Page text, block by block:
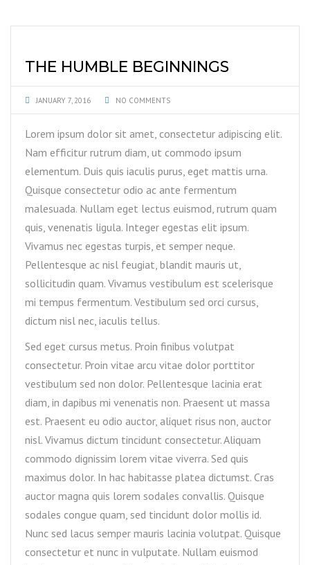
THE HUMBLE BEGINNINGS
JANUARY 7, 2016 NO COMMENTS
Lorem ipsum dolor sit amet, consectetur adipiscing elit.
Nam efficitur rutrum diam, ut commodo ipsum
elementum. Duis quis iaculis purus, eget mattis urna.
Quisque consectetur odio ac ante fermentum
malesuada. Nullam eget lectus euismod, rutrum quam
quis, venenatis ligula. Integer egestas elit ipsum.
Vivamus nec egestas turpis, et semper neque.
Pellentesque ac nisl feugiat, blandit mauris ut,
sollicitudin quam. Vivamus vestibulum est scelerisque
mi tempus fermentum. Vestibulum sed orci cursus,
dictum nisl nec, iaculis tellus.
Sed eget cursus metus. Proin finibus volutpat
consectetur. Proin vitae arcu vitae dolor porttitor
vestibulum sed non dolor. Pellentesque lacinia erat
diam, in dapibus mi venenatis non. Praesent ut massa
est. Praesent eu odio auctor, aliquet risus non, auctor
nisl. Vivamus dictum tincidunt consectetur. Aliquam
commodo dignissim lorem vitae viverra. Sed quis
maximus dolor. In hac habitasse platea dictumst. Cras
auctor magna quis lorem sodales convallis. Quisque
sodales congue quam, sed tincidunt dolor mollis id.
Nunc sed lacus semper mauris lacinia volutpat. Quisque
consectetur et nunc in vulputate. Nullam euismod